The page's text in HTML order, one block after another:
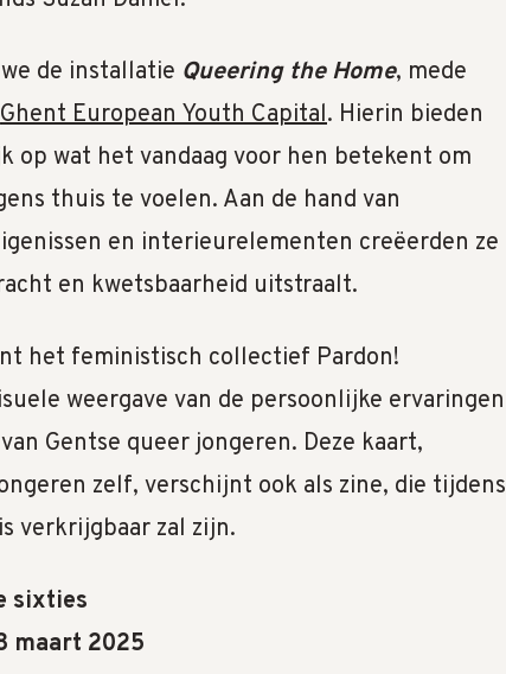
de installatie Queering the Home, mede
Ghent European Youth Capital. Hierin bieden
op wat het vandaag voor hen betekent om
thuis te voelen. Aan de hand van
en interieurelementen creëerden ze
en kwetsbaarheid uitstraalt.
het feministisch collectief Pardon!
weergave van de persoonlijke ervaringen
Gentse queer jongeren. Deze kaart,
zelf, verschijnt ook als zine, die tijdens
verkrijgbaar zal zijn.
sixties
maart 2025